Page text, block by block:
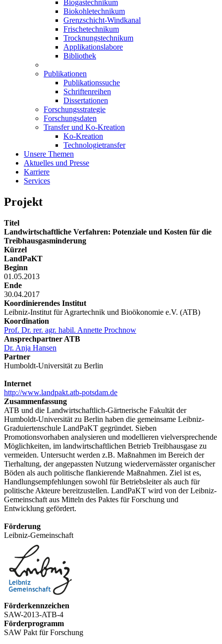
Biogastechnikum
Biokohletechnikum
Grenzschicht-Windkanal
Frischetechnikum
Trocknungstechnikum
Applikationslabore
Bibliothek
Publikationen
Publikationssuche
Schriftenreihen
Dissertationen
Forschungsstrategie
Forschungsdaten
Transfer und Ko-Kreation
Ko-Kreation
Technologietransfer
Unsere Themen
Aktuelles und Presse
Karriere
Services
Projekt
Titel
Landwirtschaftliche Verfahren: Potenziale und Kosten für die
Treibhausgasminderung
Kürzel
LandPaKT
Beginn
01.05.2013
Ende
30.04.2017
Koordinierendes Institut
Leibniz-Institut für Agrartechnik und Bioökonomie e.V. (ATB)
Koordination
Prof. Dr. rer. agr. habil. Annette Prochnow
Ansprechpartner ATB
Dr. Anja Hansen
Partner
Humboldt-Universität zu Berlin
Internet
http://www.landpakt.atb-potsdam.de
Zusammenfassung
ATB und die Landwirtschaftlich-Gärtnerische Fakultät der
Humboldt-Universität zu Berlin haben die gemeinsame Leibniz-
Graduiertenschule LandPaKT gegründet. Sieben
Promotionsvorhaben analysieren und modellieren vielversprechende
Möglichkeiten, im landwirtschaftlichen Betrieb Treibhausgase zu
vermeiden. Untersucht werden z.B. Maßnahmen im Bereich der
Tierhaltung, der angepassten Nutzung wiedervernässter organischer
Böden als auch politische flankierende Maßnahmen. Ziel ist es,
Handlungsempfehlungen sowohl für Betriebsleiter als auch für
politische Akteure bereitzustellen. LandPaKT wird von der Leibniz-
Gemeinschaft aus Mitteln des Paktes für Forschung und
Entwicklung gefördert.
Förderung
Leibniz-Gemeinschaft
Förderkennzeichen
SAW-2013-ATB-4
Förderprogramm
SAW Pakt für Forschung